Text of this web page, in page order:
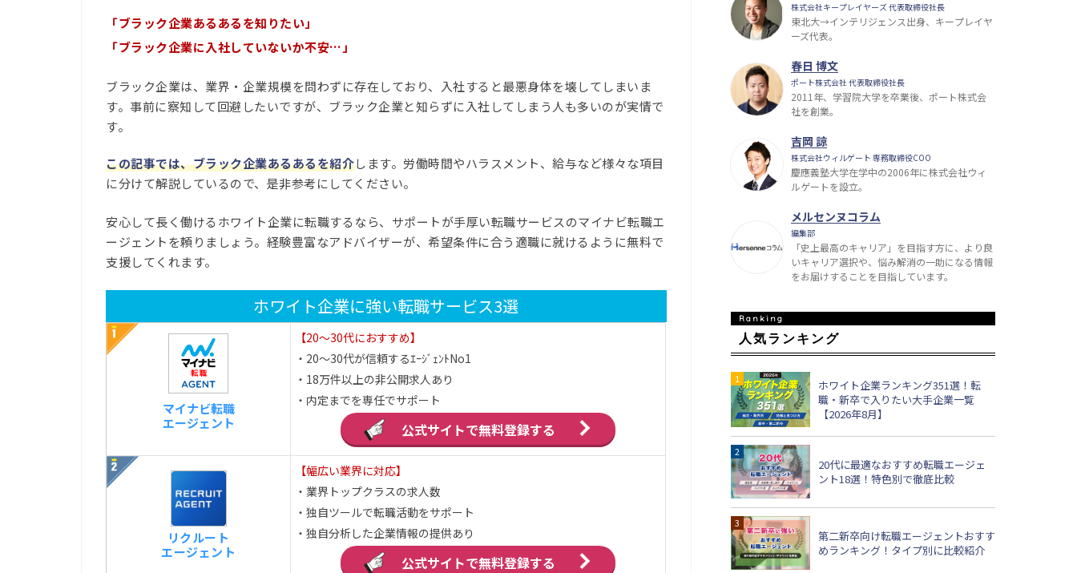
「ブラック企業あるあるを知りたい」
「ブラック企業に入社していないか不安…」
ブラック企業は、業界・企業規模を問わずに存在しており、入社すると最悪身体を壊してしまいま
す。事前に察知して回避したいですが、ブラック企業と知らずに入社してしまう人も多いのが実情で
す。
この記事では、ブラック企業あるあるを紹介します。労働時間やハラスメント、給与など様々な項目
に分けて解説しているので、是非参考にしてください。
安心して長く働けるホワイト企業に転職するなら、サポートが手厚い転職サービスのマイナビ転職エ
ージェントを頼りましょう。経験豊富なアドバイザーが、希望条件に合う適職に就けるように無料で
支援してくれます。
ホワイト企業に強い転職サービス3選
マイナビ転職
エージェント
【20～30代におすすめ】
・20～30代が信頼するｴｰｼﾞｪﾝﾄNo1
・18万件以上の非公開求人あり
・内定までを専任でサポート
公式サイトで無料登録する
リクルート
エージェント
【幅広い業界に対応】
・業界トップクラスの求人数
・独自ツールで転職活動をサポート
・独自分析した企業情報の提供あり
公式サイトで無料登録する
株式会社キープレイヤーズ 代表取締役社長
東北大→インテリジェンス出身、キープレイヤ
ーズ代表。
春日 博文
ポート株式会社 代表取締役社長
2011年、学習院大学を卒業後、ポート株式会
社を創業。
吉岡 諒
株式会社ウィルゲート 専務取締役COO
慶應義塾大学在学中の2006年に株式会社ウィ
ルゲートを設立。
メルセンヌコラム
編集部
「史上最高のキャリア」を目指す方に、より良
いキャリア選択や、悩み解消の一助になる情報
をお届けすることを目指しています。
人気ランキング
ホワイト企業ランキング351選！転
職・新卒で入りたい大手企業一覧
【2026年8月】
20代に最適なおすすめ転職エージェ
ント18選！特色別で徹底比較
第二新卒向け転職エージェントおすす
めランキング！タイプ別に比較紹介